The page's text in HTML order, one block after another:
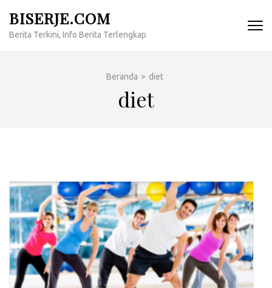
konten
BISERJE.COM
Berita Terkini, Info Berita Terlengkap
Beranda > diet
diet